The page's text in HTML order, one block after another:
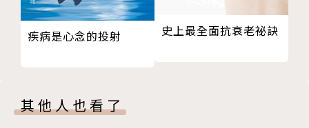
嵐士義Alain Lancelot
嵐士義是一位專精於壓力管理的作家、國際講師、教練
Forest Medicine，簡稱INFOM）頒發的「森林療
如何與你的孩子練習重新連結之道
順應季節變換
如何開始你的重新連結之道
第6章 25種適合你需求的補充練習
疾病是心念的投射 史上最全面抗衰老祕訣
其他人也看了